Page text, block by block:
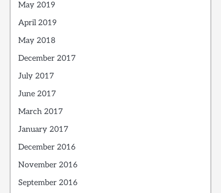
May 2019
April 2019
May 2018
December 2017
July 2017
June 2017
March 2017
January 2017
December 2016
November 2016
September 2016